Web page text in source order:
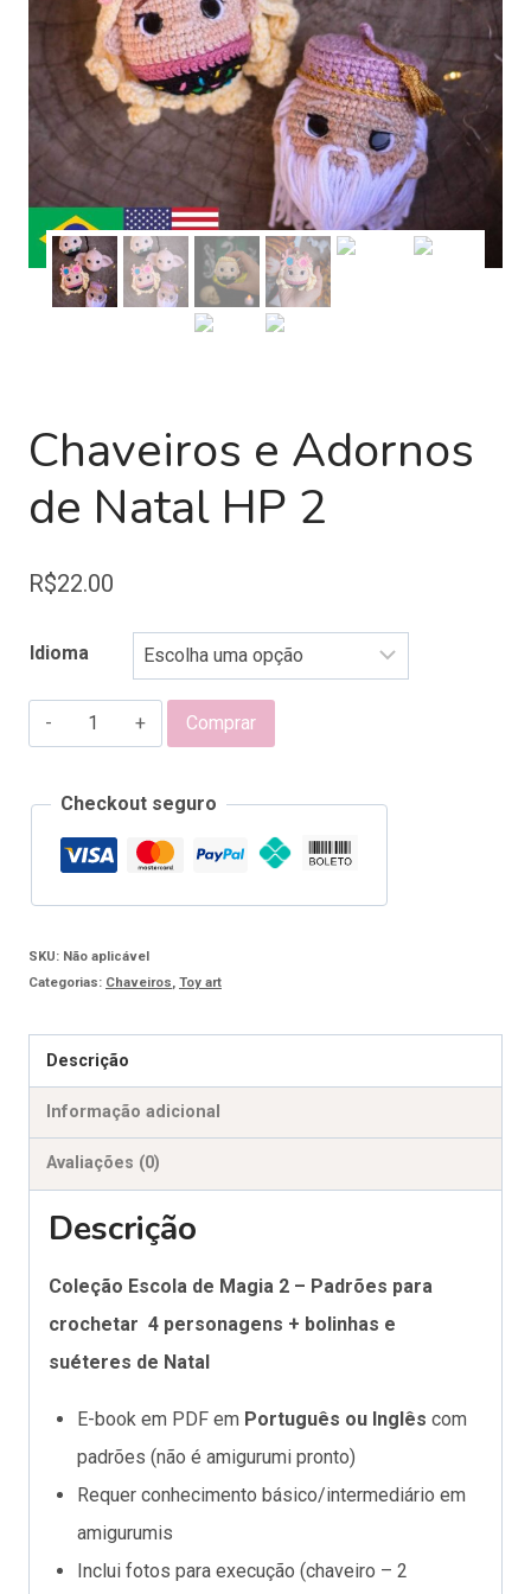
Chaveiros e Adornos
de Natal HP 2
R$22.00
Idioma
Chaveiros
Adornos
de
Natal
HP
2
quantidade
Comprar
Checkout seguro
SKU: Não aplicável
Categorias: Chaveiros, Toy art
Descrição
Informação adicional
Avaliações (0)
Descrição
Coleção Escola de Magia 2 – Padrões para
crochetar 4 personagens + bolinhas e
suéteres de Natal
E-book em PDF em Português ou Inglês com
padrões (não é amigurumi pronto)
Requer conhecimento básico/intermediário em
amigurumis
Inclui fotos para execução (chaveiro – 2